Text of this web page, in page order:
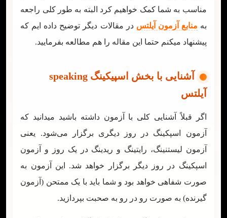
مناسب به شما کمک خواهیم کرد البته به طور کلی راجعه
به منابع آزمون آیلتس در مقالات دیگر توضیح داده ایم که
پیشنهاد میکنم حتما این مقاله را هم مطالعه بفرمایید.
آشنایی با بخش اسپیکینگ speaking
آیلتس
اگر قبلاً آشنایی کلی با آزمون داشته باشید میدانید که
آزمون اسپکینگ در روز دیگری برگزار می‌شود. یعنی
آزمون لیستنینگ، رایتینگ و ریدینگ در یک روز و آزمون
اسپکینگ در روز دیگر برگزار خواهد شد. این آزمون به
صورت شفاهی خواهد بود و شما باید با یک ممتحن (آزمون
گیرنده) به صورت رو در رو به صحبت بپردازید.